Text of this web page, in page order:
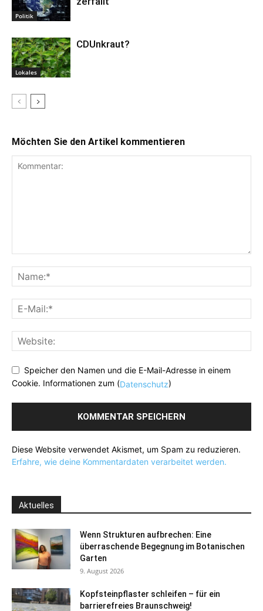
Politik
Lokales
CDUnkraut?
Möchten Sie den Artikel kommentieren
Speicher den Namen und die E-Mail-Adresse in einem
Cookie. Informationen zum (Datenschutz)
Diese Website verwendet Akismet, um Spam zu reduzieren.
Erfahre, wie deine Kommentardaten verarbeitet werden.
Aktuelles
Wenn Strukturen aufbrechen: Eine
überraschende Begegnung im Botanischen
Garten
9. August 2026
Kopfsteinpflaster schleifen – für ein
barrierefreies Braunschweig!